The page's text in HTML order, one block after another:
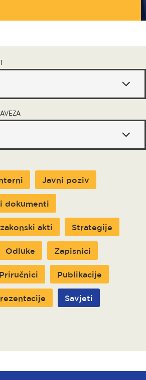
Javni poziv
dokumenti
akti Strategije
Odluke Zapisnici
Priručnici Publikacije
Savjeti